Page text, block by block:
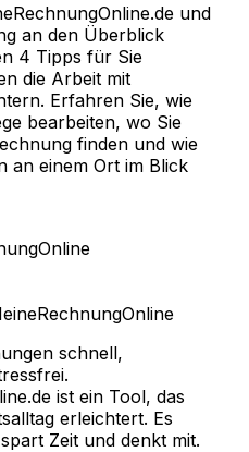
und
an den Überblick
4 Tipps für Sie
die Arbeit mit
Erfahren Sie, wie
bearbeiten, wo Sie
finden und wie
an einem Ort im Blick
schnell,
ist ein Tool, das
erleichtert. Es
Zeit und denkt mit.